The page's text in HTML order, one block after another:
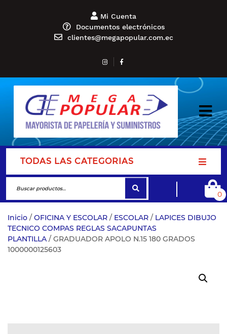
Mi Cuenta
Documentos electrónicos
clientes@megapopular.com.ec
TODAS LAS CATEGORIAS
0
Inicio / OFICINA Y ESCOLAR / ESCOLAR / LAPICES DIBUJO
TECNICO COMPAS REGLAS SACAPUNTAS
PLANTILLA / GRADUADOR APOLO N.15 180 GRADOS
1000000125603